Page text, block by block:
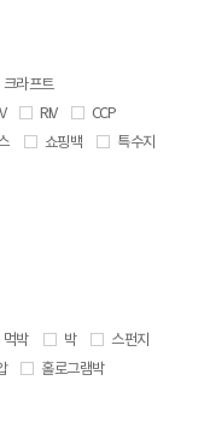
크라프트
RIV
CCP
쇼핑백 특수지
먹박 박
스펀지
홀로그램박